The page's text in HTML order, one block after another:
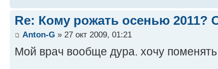
Re: Кому рожать осенью 2011?
Anton-G » 27 окт 2009, 01:21
Мой врач вообще дура. хочу